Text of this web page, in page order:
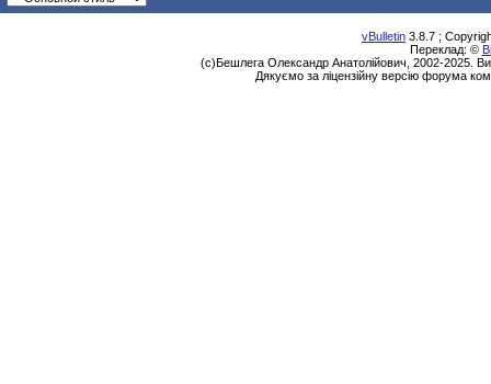
vBulletin 3.8.7 ;
Переклад: ©
(с)Бешлега Олександр Анатолійович, 2002-2025.
Дякуємо за ліцензійну версію форума